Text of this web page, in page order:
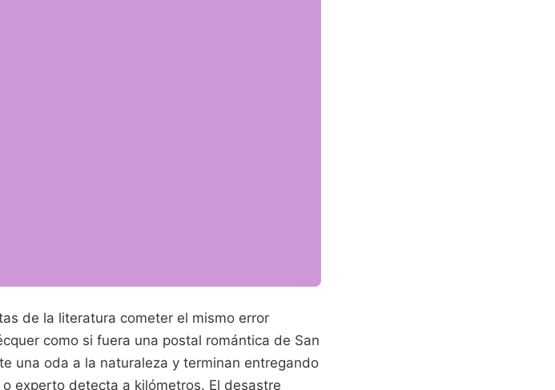
de la literatura cometer el mismo error
como si fuera una postal romántica de San
una oda a la naturaleza y terminan entregando
experto detecta a kilómetros. El desastre